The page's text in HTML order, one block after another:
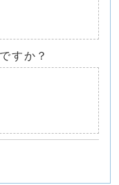
すか？